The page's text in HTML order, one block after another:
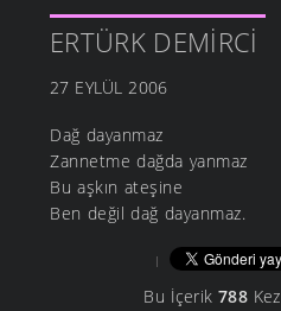
ERTÜRK DEMIRCI
27 EYLÜL 2006
Dağ dayanmaz
Zannetme dağda yanmaz
Bu aşkın ateşine
Ben değil dağ dayanmaz.
Bu İçerik 788